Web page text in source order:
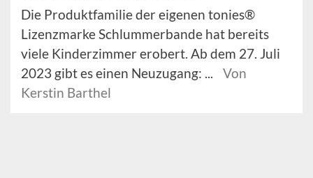
Die Produktfamilie der eigenen tonies®
Lizenzmarke Schlummerbande hat bereits
viele Kinderzimmer erobert. Ab dem 27. Juli
2023 gibt es einen Neuzugang: ...
Von
Kerstin Barthel